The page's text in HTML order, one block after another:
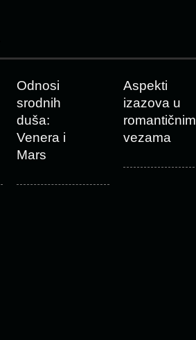
Odnosi
srodnih
duša:
Venera i
Mars
Aspekti
izazova u
romantičnim
vezama